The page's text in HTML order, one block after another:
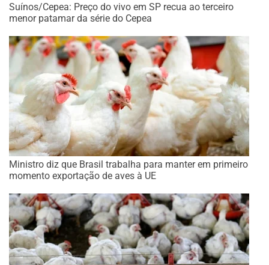
Suínos/Cepea: Preço do vivo em SP recua ao terceiro
menor patamar da série do Cepea
Ministro diz que Brasil trabalha para manter em primeiro
momento exportação de aves à UE